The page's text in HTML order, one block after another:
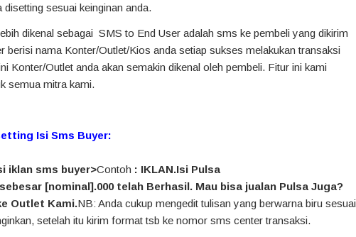
sesuai keinginan anda.
dikenal sebagai SMS to End User adalah sms ke pembeli yang dikirim
berisi nama Konter/Outlet/Kios anda setiap sukses melakukan transaksi
Konter/Outlet anda akan semakin dikenal oleh pembeli. Fitur ini kami
semua mitra kami.
Isi Sms Buyer:
iklan sms buyer>Contoh : IKLAN.Isi Pulsa
[nominal].000 telah Berhasil. Mau bisa jualan Pulsa Juga?
Outlet Kami.NB: Anda cukup mengedit tulisan yang berwarna biru sesuai
setelah itu kirim format tsb ke nomor sms center transaksi.